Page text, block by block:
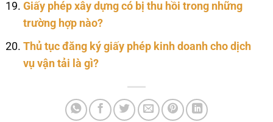
Giấy phép xây dựng có bị thu hồi trong những
trường hợp nào?
Thủ tục đăng ký giấy phép kinh doanh cho dịch
vụ vận tải là gì?